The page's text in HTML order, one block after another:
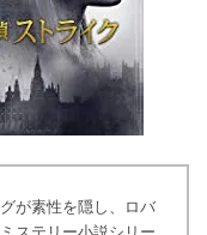
が素性を隠し、ロバ